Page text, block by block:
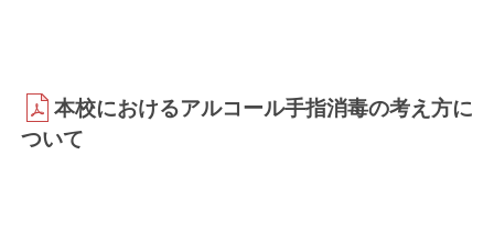
本校におけるアルコール手指消毒の考え方に
ついて